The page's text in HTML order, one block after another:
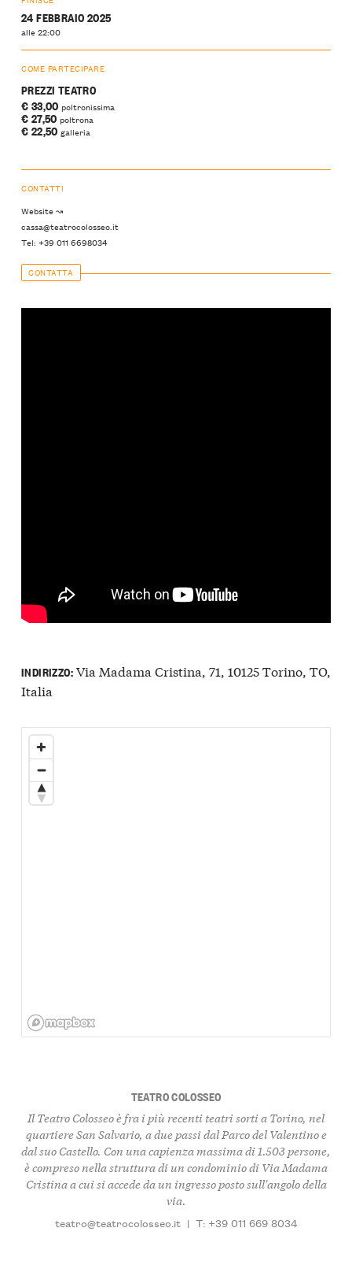
24 FEBBRAIO 2025
alle 22:00
COME PARTECIPARE
PREZZI TEATRO
€ 33,00 poltronissima
€ 27,50 poltrona
€ 22,50 galleria
CONTATTI
Website ↝
cassa@teatrocolosseo.it
Tel: +39 011 6698034
CONTATTA
INDIRIZZO:Via Madama Cristina, 71, 10125 Torino, TO,
Italia
TEATRO COLOSSEO
Il Teatro Colosseo è fra i più recenti teatri sorti a Torino, nel
quartiere San Salvario, a due passi dal Parco del Valentino e
dal suo Castello. Con una capienza massima di 1.503 persone,
è compreso nella struttura di un condominio di Via Madama
Cristina a cui si accede da un ingresso posto sull'angolo della
via.
teatro@teatrocolosseo.it | T: +39 011 669 8034